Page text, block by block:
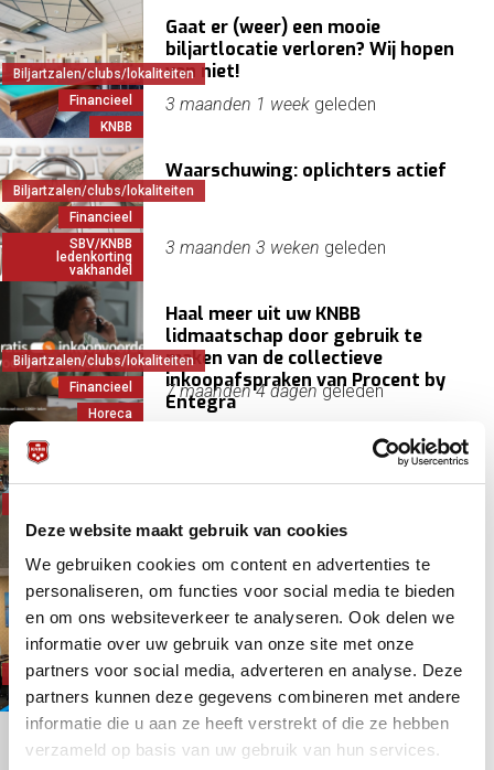
Deze website maakt gebruik van cookies
We gebruiken cookies om content en advertenties te
personaliseren, om functies voor social media te bieden
en om ons websiteverkeer te analyseren. Ook delen we
informatie over uw gebruik van onze site met onze
partners voor social media, adverteren en analyse. Deze
partners kunnen deze gegevens combineren met andere
informatie die u aan ze heeft verstrekt of die ze hebben
verzameld op basis van uw gebruik van hun services.
Biljartzalen/clubs/lokaliteiten
Financieel
KNBB
Gaat er (weer) een mooie
biljartlocatie verloren? Wij hopen
van niet!
3 maanden 1 week geleden
Biljartzalen/clubs/lokaliteiten
Financieel
SBV/KNBB
ledenkorting
vakhandel
Waarschuwing: oplichters actief
3 maanden 3 weken geleden
Biljartzalen/clubs/lokaliteiten
Financieel
Horeca
Haal meer uit uw KNBB
lidmaatschap door gebruik te
maken van de collectieve
inkoopafspraken van Procent by
Entegra
7 maanden 4 dagengeleden
Eerbetoon
KNBB
Opening Haagse Snooker Club: met
acht snookertafels een aanwinst
9 maanden 1 weekgeleden
Biljartzalen/clubs/lokaliteiten
Lokaal/regionaal
Moira naar nieuwe locatie
10 maanden 3 wekengeleden
Korting voor alle KNBB-leden bij de